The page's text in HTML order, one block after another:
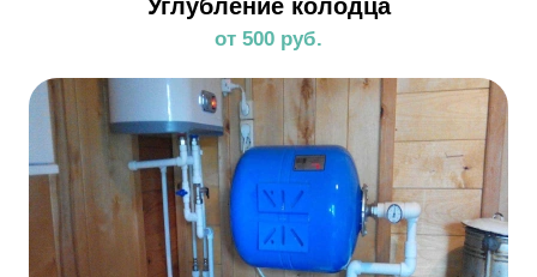
Углубление колодца
от 500 руб.